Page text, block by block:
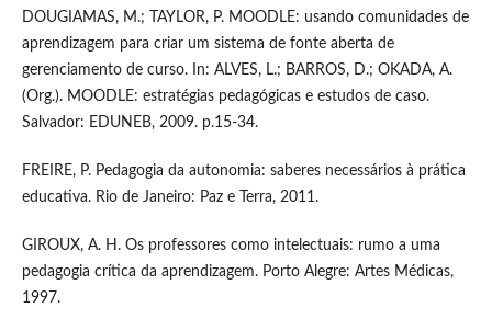
DOUGIAMAS, M.; TAYLOR, P. MOODLE: usando comunidades de
aprendizagem para criar um sistema de fonte aberta de
gerenciamento de curso. In: ALVES, L.; BARROS, D.; OKADA, A.
(Org.). MOODLE: estratégias pedagógicas e estudos de caso.
Salvador: EDUNEB, 2009. p.15-34.
FREIRE, P. Pedagogia da autonomia: saberes necessários à prática
educativa. Rio de Janeiro: Paz e Terra, 2011.
GIROUX, A. H. Os professores como intelectuais: rumo a uma
pedagogia crítica da aprendizagem. Porto Alegre: Artes Médicas,
1997.